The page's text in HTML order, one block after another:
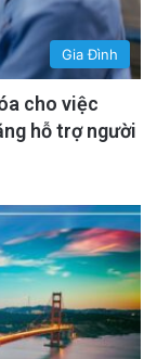
Gia Đình
cho việc
hỗ trợ người